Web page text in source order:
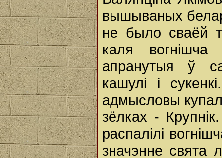
вышываных
не было сваёй
каля вогнішча
апранутыя ў
кашулі і
адмысловы
зёлках -
распалілі
значэнне свята